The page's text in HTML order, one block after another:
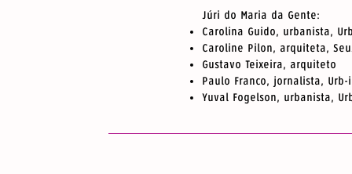
Júri do Maria da Gente:
Carolina Guido, urbanista,
Caroline Pilon, arquiteta,
Gustavo Teixeira, arquiteto
Paulo Franco, jornalista,
Yuval Fogelson, urbanista,